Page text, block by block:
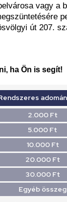
vagy a
út 207.
ha Ön is segít!